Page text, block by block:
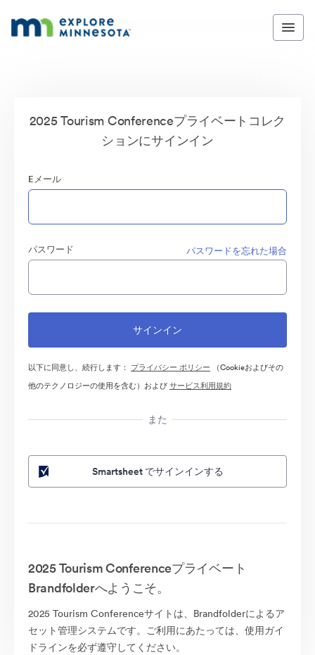
2025 Tourism Conferenceプライベートコレク
ションにサインイン
Eメール
パスワード パスワードを忘れた場合
以下に同意し、続行します： プライバシー ポリシー （Cookieおよびその
他のテクノロジーの使用を含む）およびサービス利用規約
また
Smartsheet でサインインする
2025 Tourism Conferenceプライベート
Brandfolderへようこそ。
2025 Tourism Conferenceサイトは、Brandfolderによるア
セット管理システムです。ご利用にあたっては、使用ガイ
ドラインを必ず遵守してください。